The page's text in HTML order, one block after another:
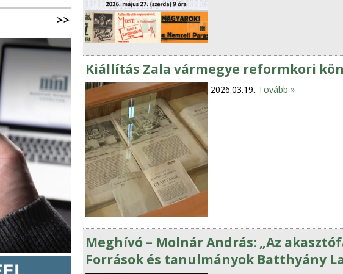
Kiállítás Zala vármegye reformkori
2026.03.19. Tovább »
Meghívó – Molnár András: „Az
Források és tanulmányok Batthyány